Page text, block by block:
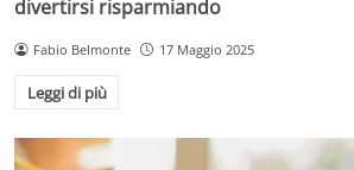
divertirsi risparmiando
Fabio Belmonte 17 Maggio 2025
Leggi di più